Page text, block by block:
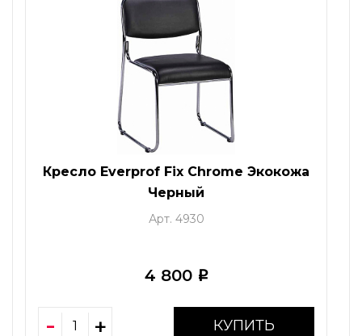
Кресло Everprof Fix Chrome Экокожа
Черный
Арт. 4930
4 800 i
КУПИТЬ